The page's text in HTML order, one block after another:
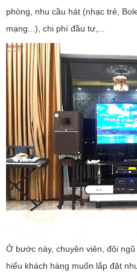
phòng, nhu cầu hát (nhạc trẻ,
mạng...), chi phí đầu tư,...
Ở bước này, chuyên viên, đội
hiểu khách hàng muốn lắp đặt